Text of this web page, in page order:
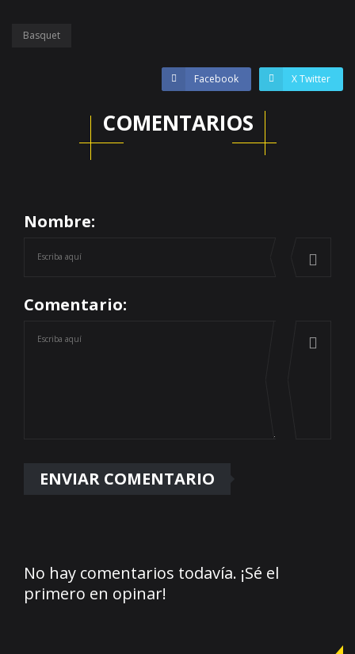
Basquet
Facebook X Twitter
COMENTARIOS
Nombre:
Comentario:
No hay comentarios todavía. ¡Sé el
primero en opinar!